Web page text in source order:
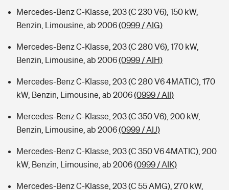
Mercedes-Benz C-Klasse, 203 (C 230 V6), 150 kW,
Benzin, Limousine, ab 2006(0999 / AIG)
Mercedes-Benz C-Klasse, 203 (C 280 V6), 170 kW,
Benzin, Limousine, ab 2006(0999 / AIH)
Mercedes-Benz C-Klasse, 203 (C 280 V6 4MATIC), 170
kW, Benzin, Limousine, ab 2006(0999 / AII)
Mercedes-Benz C-Klasse, 203 (C 350 V6), 200 kW,
Benzin, Limousine, ab 2006(0999 / AIJ)
Mercedes-Benz C-Klasse, 203 (C 350 V6 4MATIC), 200
kW, Benzin, Limousine, ab 2006(0999 / AIK)
Mercedes-Benz C-Klasse, 203 (C 55 AMG), 270 kW,